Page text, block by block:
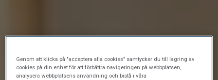
Genom att klicka på "acceptera alla cookies" samtycker du till lagring av
cookies på din enhet för att förbättra navigeringen på webbplatsen,
analysera webbplatsens användning och bistå i våra